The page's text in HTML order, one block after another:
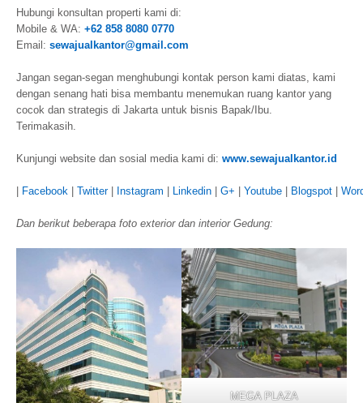
Hubungi konsultan properti kami di:
Mobile & WA: +62 858 8080 0770
Email: sewajualkantor@gmail.com
Jangan segan-segan menghubungi kontak person kami diatas, kami
dengan senang hati bisa membantu menemukan ruang kantor yang
cocok dan strategis di Jakarta untuk bisnis Bapak/Ibu.
Terimakasih.
Kunjungi website dan sosial media kami di: www.sewajualkantor.id
Facebook Twitter| Instagram Linkedin G+ Youtube Blogspot
Dan berikut beberapa foto exterior dan interior Gedung:
MEGA PLAZA